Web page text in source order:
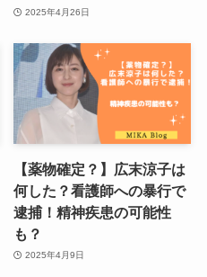
2025年4月26日
【薬物確定？】広末涼子は
何した？看護師への暴行で
逮捕！精神疾患の可能性
も？
2025年4月9日